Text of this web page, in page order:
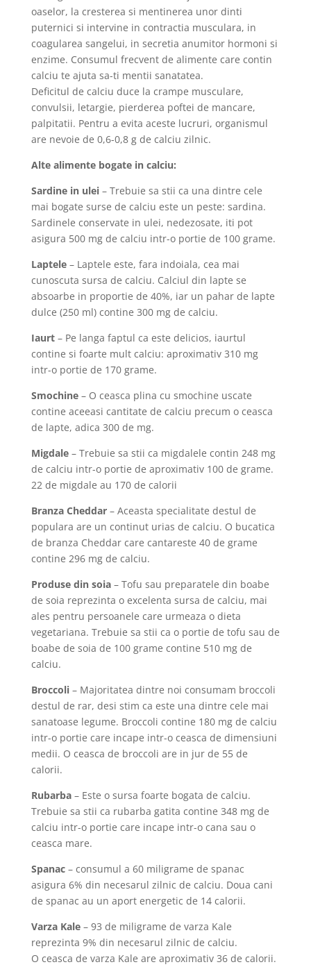
oaselor, la cresterea si mentinerea unor dinti
puternici si intervine in contractia musculara, in
coagularea sangelui, in secretia anumitor hormoni si
enzime. Consumul frecvent de alimente care contin
calciu te ajuta sa-ti mentii sanatatea.
Deficitul de calciu duce la crampe musculare,
convulsii, letargie, pierderea poftei de mancare,
palpitatii. Pentru a evita aceste lucruri, organismul
are nevoie de 0,6-0,8 g de calciu zilnic.
Alte alimente bogate in calciu:
Sardine in ulei– Trebuie sa stii ca una dintre cele
mai bogate surse de calciu este un peste: sardina.
Sardinele conservate in ulei, nedezosate, iti pot
asigura 500 mg de calciu intr-o portie de 100 grame.
Laptele– Laptele este, fara indoiala, cea mai
cunoscuta sursa de calciu. Calciul din lapte se
absoarbe in proportie de 40%, iar un pahar de lapte
dulce (250 ml) contine 300 mg de calciu.
Iaurt– Pe langa faptul ca este delicios, iaurtul
contine si foarte mult calciu: aproximativ 310 mg
intr-o portie de 170 grame.
Smochine– O ceasca plina cu smochine uscate
contine aceeasi cantitate de calciu precum o ceasca
de lapte, adica 300 de mg.
Migdale– Trebuie sa stii ca migdalele contin 248 mg
de calciu intr-o portie de aproximativ 100 de grame.
22 de migdale au 170 de calorii
Branza Cheddar– Aceasta specialitate destul de
populara are un continut urias de calciu. O bucatica
de branza Cheddar care cantareste 40 de grame
contine 296 mg de calciu.
Produse din soia– Tofu sau preparatele din boabe
de soia reprezinta o excelenta sursa de calciu, mai
ales pentru persoanele care urmeaza o dieta
vegetariana. Trebuie sa stii ca o portie de tofu sau de
boabe de soia de 100 grame contine 510 mg de
calciu.
Broccoli– Majoritatea dintre noi consumam broccoli
destul de rar, desi stim ca este una dintre cele mai
sanatoase legume. Broccoli contine 180 mg de calciu
intr-o portie care incape intr-o ceasca de dimensiuni
medii. O ceasca de broccoli are in jur de 55 de
calorii.
Rubarba– Este o sursa foarte bogata de calciu.
Trebuie sa stii ca rubarba gatita contine 348 mg de
calciu intr-o portie care incape intr-o cana sau o
ceasca mare.
Spanac– consumul a 60 miligrame de spanac
asigura 6% din necesarul zilnic de calciu. Doua cani
de spanac au un aport energetic de 14 calorii.
Varza Kale– 93 de miligrame de varza Kale
reprezinta 9% din necesarul zilnic de calciu.
O ceasca de varza Kale are aproximativ 36 de calorii.